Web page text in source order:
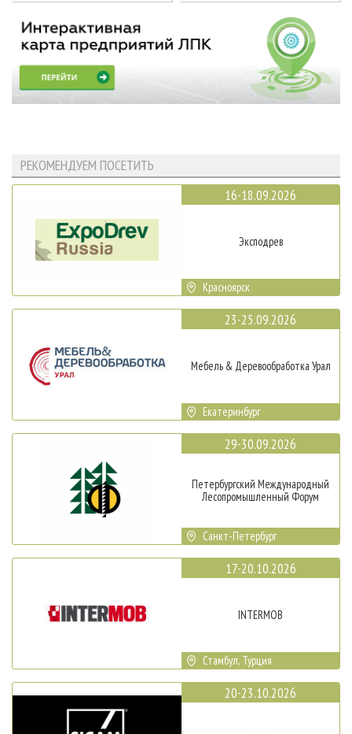
РЕКОМЕНДУЕМ ПОСЕТИТЬ
16-18.09.2026
Эксподрев
Красноярск
23-25.09.2026
Мебель & Деревообработка Урал
Екатеринбург
29-30.09.2026
Петербургский Международный
Лесопромышленный Форум
Санкт-Петербург
17-20.10.2026
INTERMOB
Стамбул, Турция
20-23.10.2026